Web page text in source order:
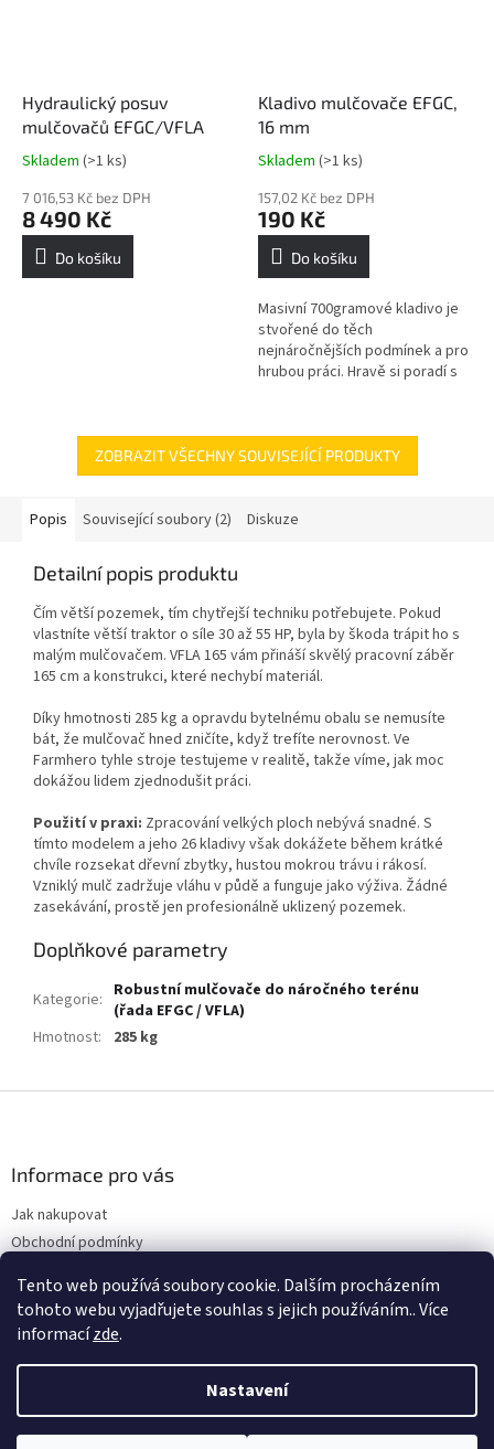
Tento web používá soubory cookie. Dalším procházením
tohoto webu vyjadřujete souhlas s jejich používáním.. Více
informacízde.
Nastavení
Hydraulický posuv
mulčovačů EFGC/VFLA
Průměrné
produktu
je
5,0
Skladem (>1 ks)
7 016,53 Kč bez DPH
8 490 Kč
Do košíku
Kladivo mulčovače EFGC,
16 mm
Průměrné
produktu
je
5,0
hvězdiček.
Skladem (>1 ks)
157,02 Kč bez DPH
190 Kč
Do košíku
Masivní 700gramové kladivo je
stvořené do těch
nejnáročnějších podmínek a pro
hrubou práci. Hravě si poradí s
pozemků....
ZOBRAZIT VŠECHNY SOUVISEJÍCÍ PRODUKTY
Popis Související soubory (2) Diskuze
Detailní popis produktu
Čím větší pozemek, tím chytřejší techniku potřebujete. Pokud
vlastníte větší traktor o síle 30 až 55 HP, byla by škoda trápit ho s
malým mulčovačem. VFLA 165 vám přináší skvělý pracovní záběr
165 cm a konstrukci, které nechybí materiál.
Díky hmotnosti 285 kg a opravdu bytelnému obalu se nemusíte
bát, že mulčovač hned zničíte, když trefíte nerovnost. Ve
Farmhero tyhle stroje testujeme v realitě, takže víme, jak moc
dokážou lidem zjednodušit práci.
Použití v praxi: Zpracování velkých ploch nebývá snadné. S
tímto modelem a jeho 26 kladivy však dokážete během krátké
chvíle rozsekat dřevní zbytky, hustou mokrou trávu i rákosí.
Vzniklý mulč zadržuje vláhu v půdě a funguje jako výživa. Žádné
zasekávání, prostě jen profesionálně uklizený pozemek.
Doplňkové parametry
Kategorie: Robustní mulčovače do náročného terénu
(řada EFGC / VFLA)
Hmotnost: 285 kg
Informace pro vás
Jak nakupovat
Obchodní podmínky
Kontakty
Vytvořil Shoptet